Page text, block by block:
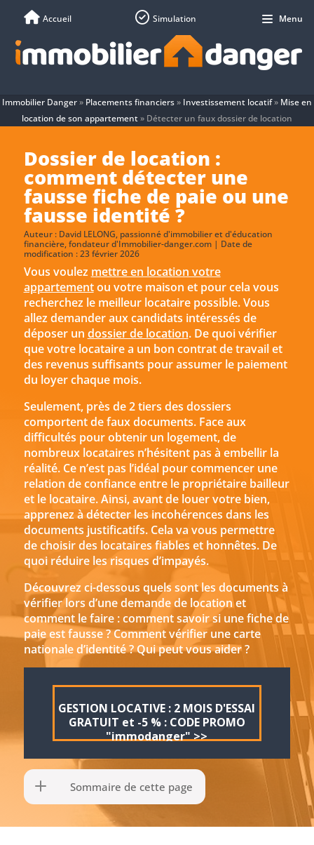
Immobilier Danger» Placements financiers» Investissement locatif» Mise en
location de son appartement» Détecter un faux dossier de location
Dossier de location :
comment détecter une
fausse fiche de paie ou une
fausse identité ?
Auteur : David LELONG, passionné d'immobilier et d'éducation
financière, fondateur d'Immobilier-danger.com | Date de
modification : 23 février 2026
Vous voulez mettre en location votre
appartementou votre maison et pour cela vous
recherchez le meilleur locataire possible. Vous
allez demander aux candidats intéressés de
déposer un dossier de location. De quoi vérifier
que votre locataire a un bon contrat de travail et
des revenus suffisants pour assumer le paiement
du loyer chaque mois.
Seulement, près de 2 tiers des dossiers
comportent de faux documents. Face aux
difficultés pour obtenir un logement, de
nombreux locataires n’hésitent pas à embellir la
réalité. Ce n’est pas l’idéal pour commencer une
relation de confiance entre le propriétaire bailleur
et le locataire. Ainsi, avant de louer votre bien,
apprenez à détecter les incohérences dans les
documents justificatifs. Cela va vous permettre
de choisir des locataires fiables et honnêtes. De
quoi réduire les risques d’impayés.
Découvrez ci-dessous quels sont les documents à
vérifier lors d’une demande de location et
comment le faire : comment savoir si une fiche de
paie est fausse ? Comment vérifier une carte
nationale d’identité ? Qui peut vous aider ?
GESTION LOCATIVE : 2 MOIS D'ESSAI
GRATUIT et -5 % : CODE PROMO
"immodanger" >>
Sommaire de cette page
Accueil Simulation Menu